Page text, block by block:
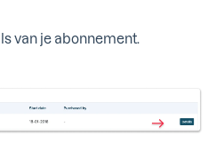
van je abonnement.